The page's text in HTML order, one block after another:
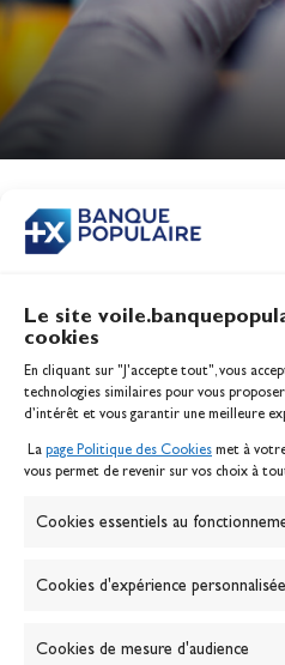
Le site
cookies
En cliquant sur "J'accepte tout", vous
technologies similaires pour vous
d’intérêt et vous garantir une meilleure
La page Politique des Cookies met à
vous permet de revenir sur vos choix à
Cookies essentiels au
Cookies d'expérience
Cookies de mesure d'audience
CONTENU
Lauriane Nolot
Jeux
Inscription serveur
Contact
Politique des
Banque de la voile
Passion Voile TV